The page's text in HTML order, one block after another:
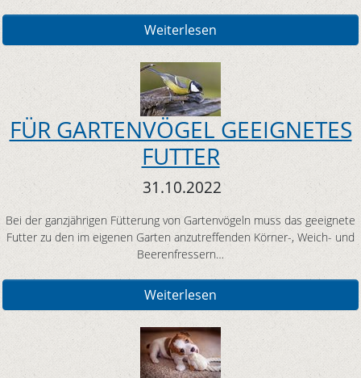
Weiterlesen
FÜR GARTENVÖGEL GEEIGNETES
FUTTER
31.10.2022
Bei der ganzjährigen Fütterung von Gartenvögeln muss das geeignete
Futter zu den im eigenen Garten anzutreffenden Körner-, Weich- und
Beerenfressern…
Weiterlesen